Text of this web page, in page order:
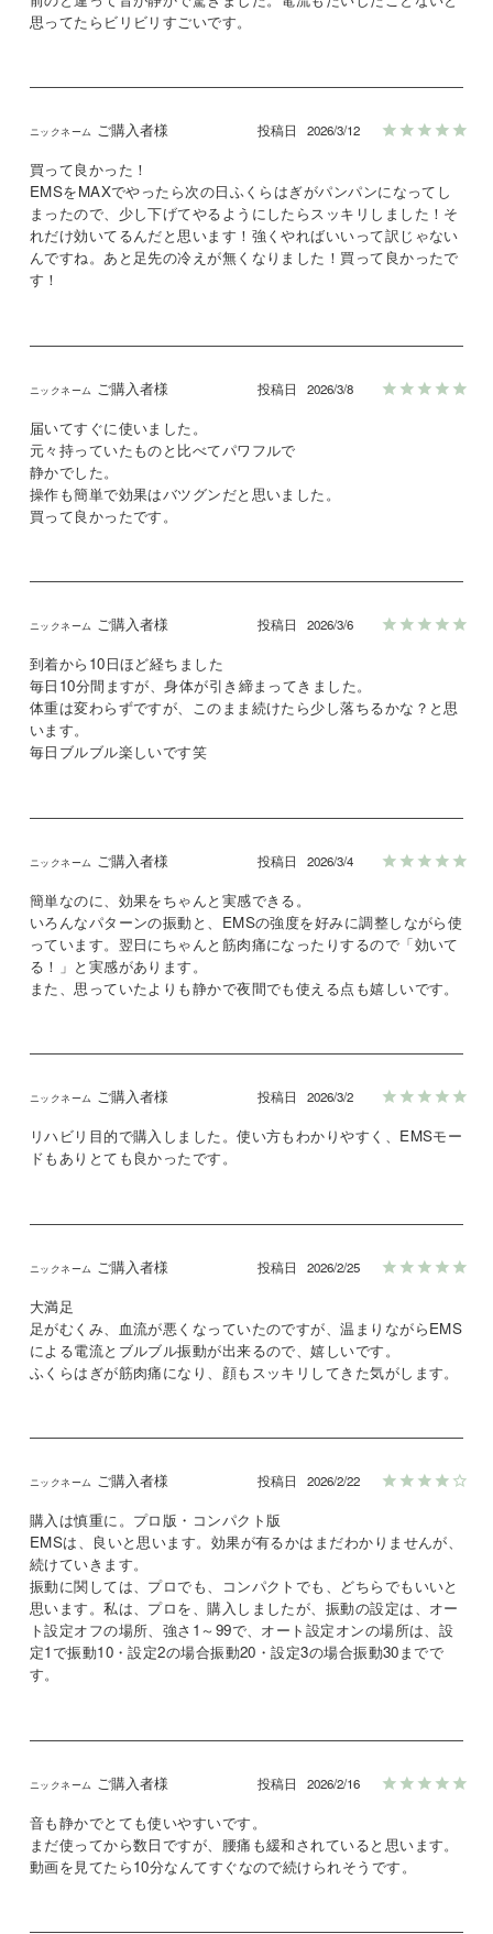
思ってたらビリビリすごいです。
ご購入者様 投稿日 2026/3/12
買って良かった！
EMSをMAXでやったら次の日ふくらはぎがパンパンになってし
まったので、少し下げてやるようにしたらスッキリしました！そ
れだけ効いてるんだと思います！強くやればいいって訳じゃない
んですね。あと足先の冷えが無くなりました！買って良かったで
す！
ご購入者様 投稿日 2026/3/8
届いてすぐに使いました。
元々持っていたものと比べてパワフルで
静かでした。
操作も簡単で効果はバツグンだと思いました。
買って良かったです。
ご購入者様 投稿日 2026/3/6
到着から10日ほど経ちました
毎日10分間ますが、身体が引き締まってきました。
体重は変わらずですが、このまま続けたら少し落ちるかな？と思
います。
毎日ブルブル楽しいです笑
ご購入者様 投稿日 2026/3/4
簡単なのに、効果をちゃんと実感できる。
いろんなパターンの振動と、EMSの強度を好みに調整しながら使
っています。翌日にちゃんと筋肉痛になったりするので「効いて
る！」と実感があります。
また、思っていたよりも静かで夜間でも使える点も嬉しいです。
ご購入者様 投稿日 2026/3/2
リハビリ目的で購入しました。使い方もわかりやすく、EMSモー
ドもありとても良かったです。
ご購入者様 投稿日 2026/2/25
大満足
足がむくみ、血流が悪くなっていたのですが、温まりながらEMS
による電流とブルブル振動が出来るので、嬉しいです。
ご購入者様 投稿日 2026/2/22
購入は慎重に。プロ版・コンパクト版
EMSは、良いと思います。効果が有るかはまだわかりませんが、
続けていきます。
振動に関しては、プロでも、コンパクトでも、どちらでもいいと
思います。私は、プロを、購入しましたが、振動の設定は、オー
ト設定オフの場所、強さ1～99で、オート設定オンの場所は、設
定1で振動10・設定2の場合振動20・設定3の場合振動30までで
す。
ご購入者様 投稿日 2026/2/16
音も静かでとても使いやすいです。
まだ使ってから数日ですが、腰痛も緩和されていると思います。
動画を見てたら10分なんてすぐなので続けられそうです。